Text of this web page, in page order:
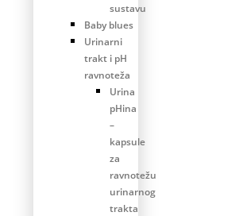
sustavu
Baby blues
Urinarni
trakt i pH
ravnoteža
Urina
pHina
–
kapsule
za
ravnotežu
urinarnog
trakta